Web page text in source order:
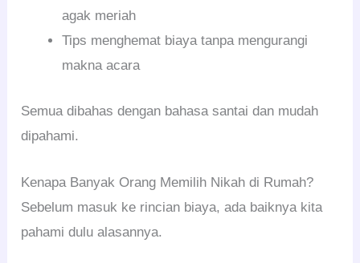
agak meriah
Tips menghemat biaya tanpa mengurangi
makna acara
Semua dibahas dengan bahasa santai dan mudah
dipahami.
Kenapa Banyak Orang Memilih Nikah di Rumah?
Sebelum masuk ke rincian biaya, ada baiknya kita
pahami dulu alasannya.